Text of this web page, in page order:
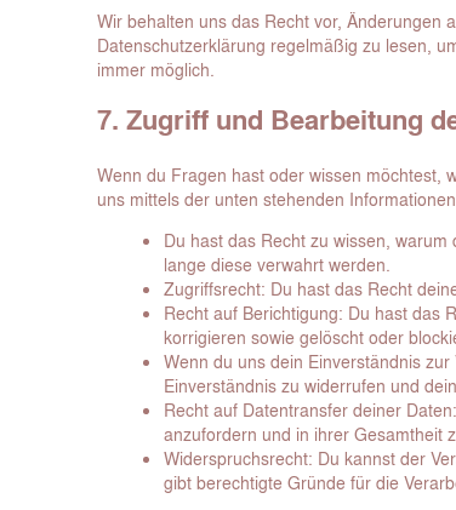
Wir behalten uns das Recht vor, Änderungen
Datenschutzerklärung regelmäßig zu lesen,
immer möglich.
7. Zugriff und Bearbeitung
Wenn du Fragen hast oder wissen möchtest,
uns mittels der unten stehenden
Du hast das Recht zu wissen,
lange diese verwahrt werden.
Zugriffsrecht: Du hast das Recht
Recht auf Berichtigung: Du hast das
korrigieren sowie gelöscht oder
Wenn du uns dein Einverständnis
Einverständnis zu widerrufen und
Recht auf Datentransfer deiner
anzufordern und in ihrer Gesamtheit
Widerspruchsrecht: Du kannst der
gibt berechtigte Gründe für die